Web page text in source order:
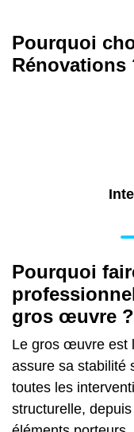
Pourquoi
Rénovations
Pourquoi
gros œuvre ?
Le gros œuvre est
assure sa stabilité
toutes les
structurelle,